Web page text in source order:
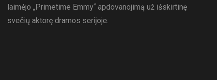
laimėjo „Primetime Emmy“ apdovanojimą už išskirtinę
svečių aktorę dramos serijoje.